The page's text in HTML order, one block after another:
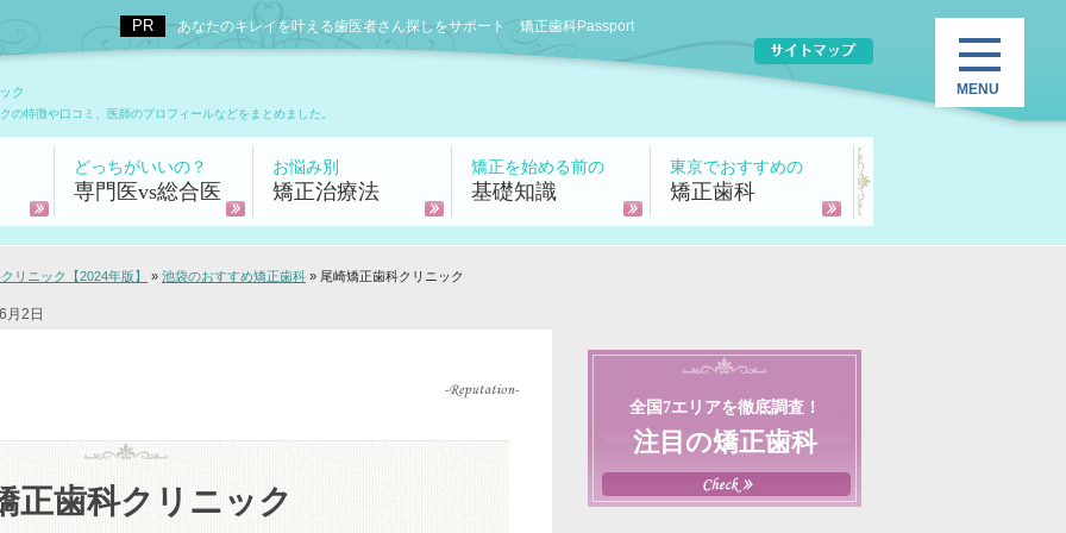
あなたのキレイを叶える歯医者さん探しをサポート 矯正歯科Passport
ク
の特徴や口コミ、医師のプロフィールなどをまとめました。
どっちがいいの？
専門医vs総合医
お悩み別
矯正治療法
矯正を始める前の
基礎知識
東京でおすすめの
矯正歯科
リニック【2024年版】 » 池袋のおすすめ矯正歯科 » 尾崎矯正歯科クリニック
月2日
正歯科クリニック
全国7エリアを徹底調査！
注目の矯正歯科